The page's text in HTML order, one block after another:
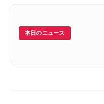
本日のニュース